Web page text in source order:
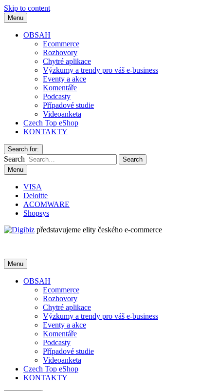
Skip to content
Menu
OBSAH
Ecommerce
Rozhovory
Chytré aplikace
Výzkumy a trendy pro váš e-business
Eventy a akce
Komentáře
Podcasty
Případové studie
Videoanketa
Czech Top eShop
KONTAKTY
Search for:
Search
Menu
VISA
Deloitte
ACOMWARE
Shopsys
představujeme elity českého e-commerce
Menu
OBSAH
Ecommerce
Rozhovory
Chytré aplikace
Výzkumy a trendy pro váš e-business
Eventy a akce
Komentáře
Podcasty
Případové studie
Videoanketa
Czech Top eShop
KONTAKTY